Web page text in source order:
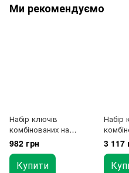
Ми рекомендуємо
Набір ключів
комбінованих на
холдері 9 шт. (6-
8,10,12-14,17,19мм)
TOPTUL GAAC0901
982 грн
Купити
Набір
3 117